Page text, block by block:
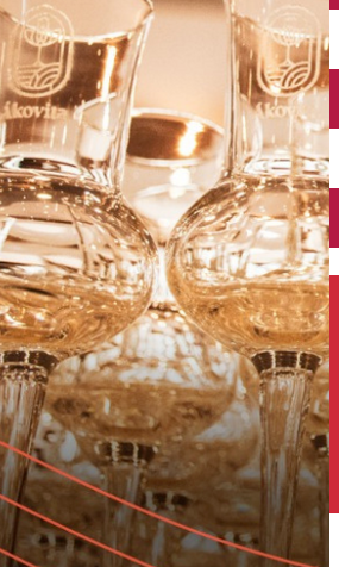
biciclete